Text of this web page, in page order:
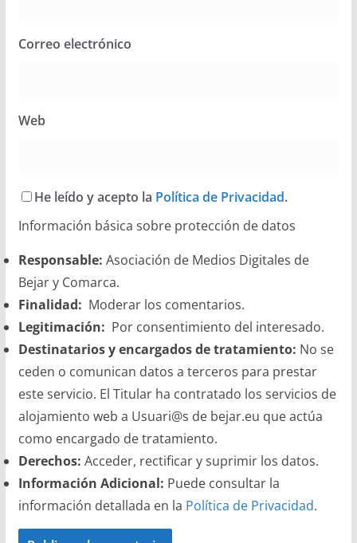
Correo electrónico
Web
He leído y acepto la Política de Privacidad.
Información básica sobre protección de datos
Responsable: Asociación de Medios Digitales de
Bejar y Comarca.
Finalidad: Moderar los comentarios.
Legitimación: Por consentimiento del interesado.
Destinatarios y encargados de tratamiento: No se
ceden o comunican datos a terceros para prestar
este servicio. El Titular ha contratado los servicios de
alojamiento web a Usuari@s de bejar.eu que actúa
como encargado de tratamiento.
Derechos: Acceder, rectificar y suprimir los datos.
Información Adicional: Puede consultar la
información detallada en la Política de Privacidad.